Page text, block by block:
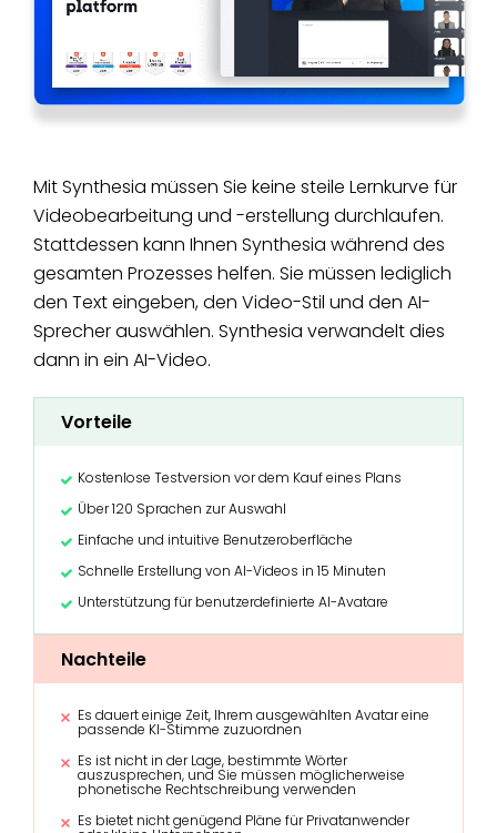
Mit Synthesia müssen Sie keine steile Lernkurve für
Videobearbeitung und -erstellung durchlaufen.
Stattdessen kann Ihnen Synthesia während des
gesamten Prozesses helfen. Sie müssen lediglich
den Text eingeben, den Video-Stil und den AI-
Sprecher auswählen. Synthesia verwandelt dies
dann in ein AI-Video.
Vorteile
Kostenlose Testversion vor dem Kauf eines Plans
Über 120 Sprachen zur Auswahl
Einfache und intuitive Benutzeroberfläche
Schnelle Erstellung von AI-Videos in 15 Minuten
Unterstützung für benutzerdefinierte AI-Avatare
Nachteile
Es dauert einige Zeit, Ihrem ausgewählten Avatar eine
passende KI-Stimme zuzuordnen
Es ist nicht in der Lage, bestimmte Wörter
auszusprechen, und Sie müssen möglicherweise
phonetische Rechtschreibung verwenden
Es bietet nicht genügend Pläne für Privatanwender